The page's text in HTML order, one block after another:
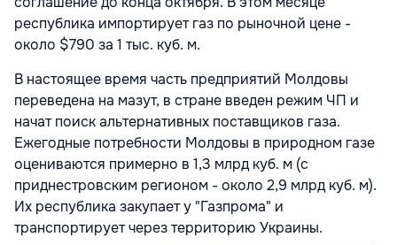
республика импортирует газ по рыночной цене -
около $790 за 1 тыс. куб. м.
В настоящее время часть предприятий Молдовы
переведена на мазут, в стране введен режим ЧП и
начат поиск альтернативных поставщиков газа.
Ежегодные потребности Молдовы в природном газе
оцениваются примерно в 1,3 млрд куб. м (с
приднестровским регионом - около 2,9 млрд куб. м).
Их республика закупает у "Газпрома" и
транспортирует через территорию Украины.